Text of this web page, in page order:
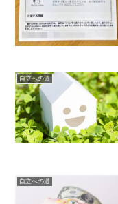
自立への道
自立への道